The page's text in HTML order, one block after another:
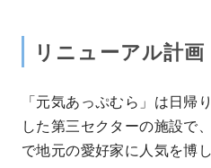
リニューアル計画
「元気あっぷむら」は日帰
した第三セクターの施設で
で地元の愛好家に人気を博